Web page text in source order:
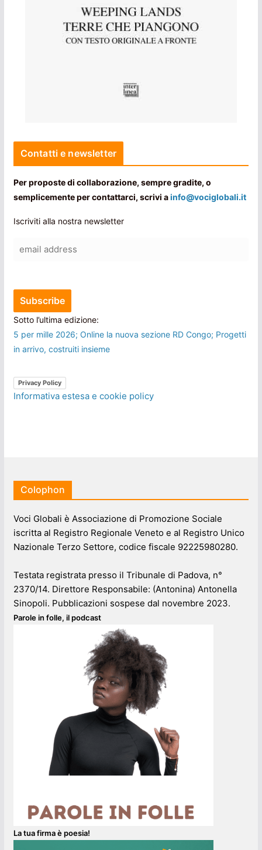
Contatti e newsletter
Per proposte di collaborazione, sempre gradite, o
semplicemente per contattarci, scrivi ainfo@vociglobali.it
Iscriviti alla nostra newsletter
Sotto l’ultima edizione:
5 per mille 2026; Online la nuova sezione RD Congo; Progetti
in arrivo, costruiti insieme
Privacy Policy
Informativa estesa e cookie policy
Colophon
Voci Globali è Associazione di Promozione Sociale
iscritta al Registro Regionale Veneto e al Registro Unico
Nazionale Terzo Settore, codice fiscale 92225980280.
Testata registrata presso il Tribunale di Padova, n°
2370/14. Direttore Responsabile: (Antonina) Antonella
Sinopoli. Pubblicazioni sospese dal novembre 2023.
Parole in folle, il podcast
La tua firma è poesia!